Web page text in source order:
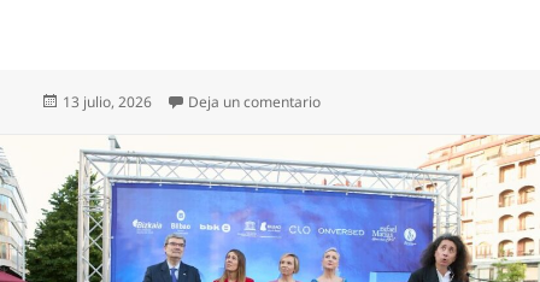
Publicado
13 julio, 2026 Deja un comentarioen Javier Barroeta, el hombre